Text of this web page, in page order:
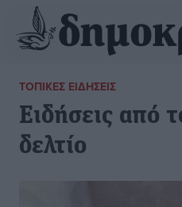
ΤΟΠΙΚΈΣ ΕΙΔΉΣΕΙΣ
Ειδήσεις από
δελτίο